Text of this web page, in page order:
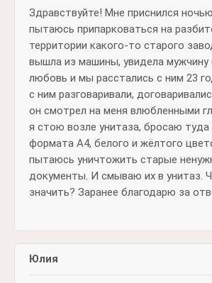
Здравствуйте! Мне приснился
пытаюсь припарковаться на
территории какого-то старого
вышла из машины, увидела мужчину
любовь и мы расстались с ним 23
с ним разговаривали,
он смотрел на меня влюбленными
я стою возле унитаза, бросаю туда
формата А4, белого и жёлтого
пытаюсь уничтожить старые
документы. И смываю их в унитаз.
значить? Заранее благодарю за
Юлия